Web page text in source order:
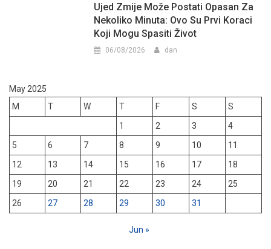
Ujed Zmije Može Postati Opasan Za
Nekoliko Minuta: Ovo Su Prvi Koraci
Koji Mogu Spasiti Život
06/08/2026 dan
May 2025
M
T W T F S
S
1
2 3
4
5
6 7 8 9 10
11
12
13 14 15 16 17
18
19
20 21 22 23 24
25
26
27 28 29 30 31
Jun »